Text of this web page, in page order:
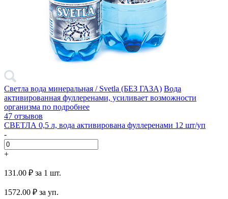
Светла вода минеральная / Svetla (БЕЗ ГАЗА) Вода
активированная фуллеренами, усиливает возможности
организма по подробнее
47 отзывов
СВЕТЛА 0,5 л, вода активирована фуллеренами 12 шт/уп
-
+
131.00 ₽ за 1 шт.
1572.00 ₽ за уп.